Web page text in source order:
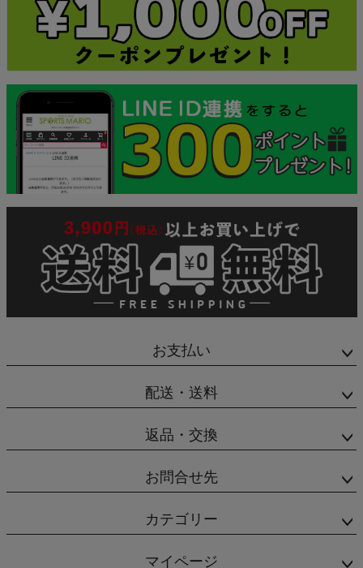
お支払い
配送・送料
返品・交換
お問合せ先
カテゴリー
マイページ